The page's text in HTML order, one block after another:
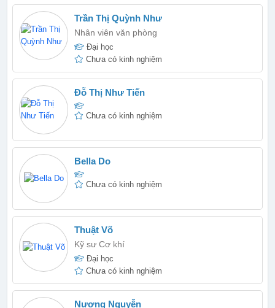
Trần Thị Quỳnh Như
Nhân viên văn phòng
Đại học
Chưa có kinh nghiệm
Đỗ Thị Như Tiến
Chưa có kinh nghiệm
Bella Do
Chưa có kinh nghiệm
Thuật Võ
Kỹ sư Cơ khí
Đại học
Chưa có kinh nghiệm
Nương Nguyễn